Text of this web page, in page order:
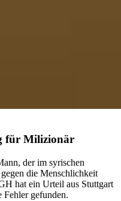
für Milizionär
der im syrischen
die Menschlichkeit
hat ein Urteil aus Stuttgart
Fehler gefunden.